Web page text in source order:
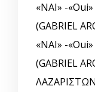
«ΝΑΙ» -
(GABRIEL
«ΝΑΙ» -
(GABRIEL
ΛΑΖΑΡΙΣΤΩΝ